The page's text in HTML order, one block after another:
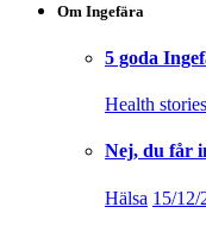
Om Ingefära
5 goda
Health stories
Nej, du får
Hälsa 15/12/